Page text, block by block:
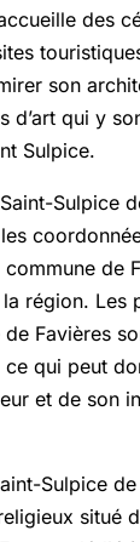
des
son
qui y
Sulpice.
Sulpice
de
région. Les
de Favières
qui peut
et de son
Sulpice
situé